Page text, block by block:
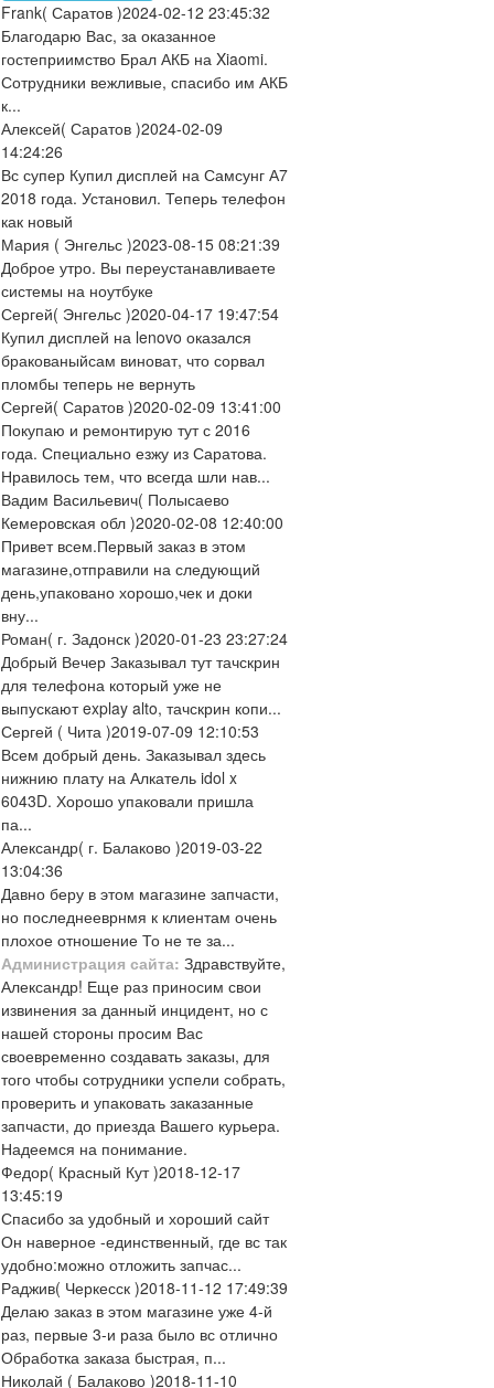
Frank( Саратов )2024-02-12 23:45:32
Благодарю Вас, за оказанное
гостеприимство Брал АКБ на Xiaomi.
Сотрудники вежливые, спасибо им АКБ
к...
Алексей( Саратов )2024-02-09
14:24:26
Вс супер Купил дисплей на Самсунг А7
2018 года. Установил. Теперь телефон
как новый
Мария ( Энгельс )2023-08-15 08:21:39
Доброе утро. Вы переустанавливаете
системы на ноутбуке
Сергей( Энгельс )2020-04-17 19:47:54
Купил дисплей на lenovo оказался
бракованыйсам виноват, что сорвал
пломбы теперь не вернуть
Сергей( Саратов )2020-02-09 13:41:00
Покупаю и ремонтирую тут с 2016
года. Специально езжу из Саратова.
Нравилось тем, что всегда шли нав...
Вадим Васильевич( Полысаево
Кемеровская обл )2020-02-08 12:40:00
Привет всем.Первый заказ в этом
магазине,отправили на следующий
день,упаковано хорошо,чек и доки
вну...
Роман( г. Задонск )2020-01-23 23:27:24
Добрый Вечер Заказывал тут тачскрин
для телефона который уже не
выпускают explay alto, тачскрин копи...
Сергей ( Чита )2019-07-09 12:10:53
Всем добрый день. Заказывал здесь
нижнию плату на Алкатель idol x
6043D. Хорошо упаковали пришла
па...
Александр( г. Балаково )2019-03-22
13:04:36
Давно беру в этом магазине запчасти,
но последнееврнмя к клиентам очень
плохое отношение То не те за...
Администрация сайта: Здравствуйте,
Александр! Еще раз приносим свои
извинения за данный инцидент, но с
нашей стороны просим Вас
своевременно создавать заказы, для
того чтобы сотрудники успели собрать,
проверить и упаковать заказанные
запчасти, до приезда Вашего курьера.
Надеемся на понимание.
Федор( Красный Кут )2018-12-17
13:45:19
Спасибо за удобный и хороший сайт
Он наверное -единственный, где вс так
удобно:можно отложить запчас...
Раджив( Черкесск )2018-11-12 17:49:39
Делаю заказ в этом магазине уже 4-й
раз, первые 3-и раза было вс отлично
Обработка заказа быстрая, п...
Николай ( Балаково )2018-11-10